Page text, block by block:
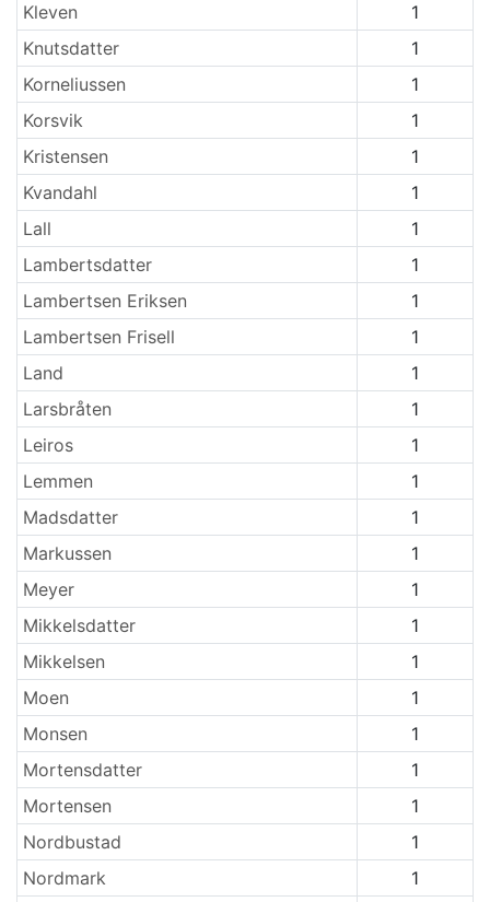
Kleven
1
Knutsdatter
1
Korneliussen
1
Korsvik
1
Kristensen
1
Kvandahl
1
Lall
1
Lambertsdatter
1
Lambertsen Eriksen
1
Lambertsen Frisell
1
Land
1
Larsbråten
1
Leiros
1
Lemmen
1
Madsdatter
1
Markussen
1
Meyer
1
Mikkelsdatter
1
Mikkelsen
1
Moen
1
Monsen
1
Mortensdatter
1
Mortensen
1
Nordbustad
1
Nordmark
1